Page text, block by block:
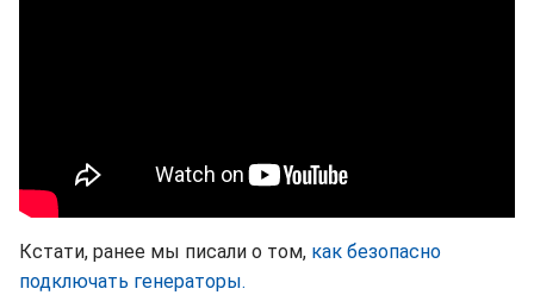
Кстати, ранее мы писали о том, как безопасно
подключать генераторы.